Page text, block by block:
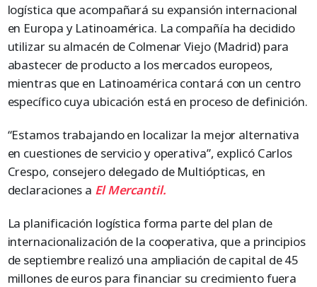
logística que acompañará su expansión internacional
en Europa y Latinoamérica. La compañía ha decidido
utilizar su almacén de Colmenar Viejo (Madrid) para
abastecer de producto a los mercados europeos,
mientras que en Latinoamérica contará con un centro
específico cuya ubicación está en proceso de definición.
“Estamos trabajando en localizar la mejor alternativa
en cuestiones de servicio y operativa”, explicó Carlos
Crespo, consejero delegado de Multiópticas, en
declaraciones a El Mercantil.
La planificación logística forma parte del plan de
internacionalización de la cooperativa, que a principios
de septiembre realizó una ampliación de capital de 45
millones de euros para financiar su crecimiento fuera